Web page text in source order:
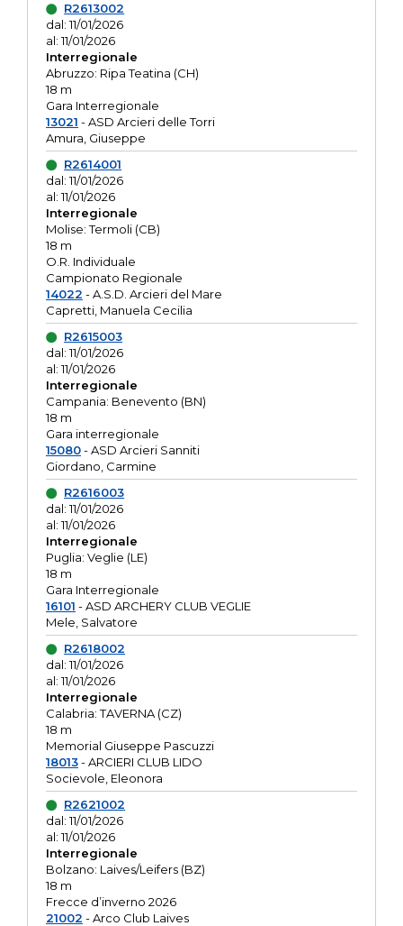
R2613002
dal: 11/01/2026
al: 11/01/2026
Interregionale
Abruzzo: Ripa Teatina (CH)
18 m
Gara Interregionale
13021 - ASD Arcieri delle Torri
Amura, Giuseppe
R2614001
dal: 11/01/2026
al: 11/01/2026
Interregionale
Molise: Termoli (CB)
18 m
O.R. Individuale
Campionato Regionale
14022 - A.S.D. Arcieri del Mare
Capretti, Manuela Cecilia
R2615003
dal: 11/01/2026
al: 11/01/2026
Interregionale
Campania: Benevento (BN)
18 m
Gara interregionale
15080- ASD Arcieri Sanniti
Giordano, Carmine
R2616003
dal: 11/01/2026
al: 11/01/2026
Interregionale
Puglia: Veglie (LE)
18 m
Gara Interregionale
16101 - ASD ARCHERY CLUB VEGLIE
Mele, Salvatore
R2618002
dal: 11/01/2026
al: 11/01/2026
Interregionale
Calabria: TAVERNA (CZ)
18 m
Memorial Giuseppe Pascuzzi
18013- ARCIERI CLUB LIDO
Socievole, Eleonora
R2621002
dal: 11/01/2026
al: 11/01/2026
Interregionale
Bolzano: Laives/Leifers (BZ)
18 m
Frecce d’inverno 2026
21002 - Arco Club Laives